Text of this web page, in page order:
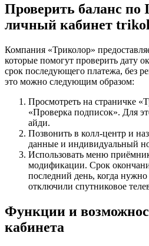
Проверить баланс по
личный кабинет
Компания «Триколор»
которые помогут проверить дату
срок последующего платежа, без
это можно следующим образом:
Просмотреть на страничке
«Проверка подписок». Для
айди.
Позвонить в колл-центр и
данные и индивидуальный
Использовать меню
модификации. Срок
последний день, когда
отключили спутниковое
Функции и
кабинета